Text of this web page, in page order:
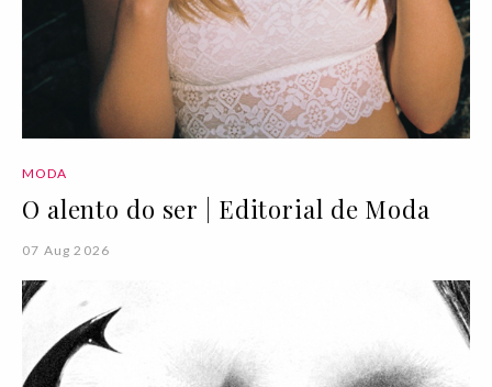
MODA
O alento do ser | Editorial de Moda
07 Aug 2026